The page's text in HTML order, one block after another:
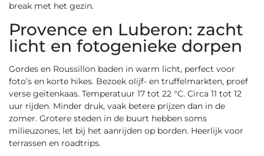
break met het gezin.
Provence en Luberon: zacht
licht en fotogenieke dorpen
Gordes en Roussillon baden in warm licht, perfect voor
foto’s en korte hikes. Bezoek olijf- en truffelmarkten, proef
verse geitenkaas. Temperatuur 17 tot 22 °C. Circa 11 tot 12
uur rijden. Minder druk, vaak betere prijzen dan in de
zomer. Grotere steden in de buurt hebben soms
milieuzones, let bij het aanrijden op borden. Heerlijk voor
terrassen en roadtrips.